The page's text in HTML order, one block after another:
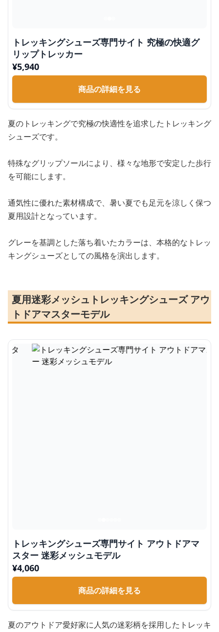
トレッキングシューズ専門サイト 究極の快適グ
リップトレッカー
¥5,940
商品の詳細を見る
夏のトレッキングで究極の快適性を追求したトレッキング
シューズです。
特殊なグリップソールにより、様々な地形で安定した歩行
を可能にします。
通気性に優れた素材構成で、暑い夏でも足元を涼しく保つ
夏用設計となっています。
グレーを基調とした落ち着いたカラーは、本格的なトレッ
キングシューズとしての風格を演出します。
夏用迷彩メッシュトレッキングシューズ アウ
トドアマスターモデル
トレッキングシューズ専門サイト アウトドアマ
スター 迷彩メッシュモデル
¥4,060
商品の詳細を見る
夏のアウトドア愛好家に人気の迷彩柄を採用したトレッキ